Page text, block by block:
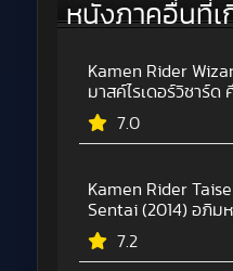
หนังภาคอื่นที่เ
Kamen Rider
มาสค์ไรเดอร์วิซาร์
7.0
Kamen Rider
Sentai (2014) อภิม
7.2